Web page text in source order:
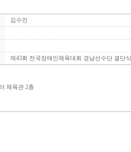
김수진
제43회 전국장애인체육대회 경남선수단 결단식
체육관 2층